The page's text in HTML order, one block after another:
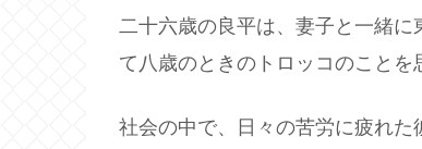
二十六歳の良平は、妻子と一緒
て八歳のときのトロッコのことを
社会の中で、日々の苦労に疲れ